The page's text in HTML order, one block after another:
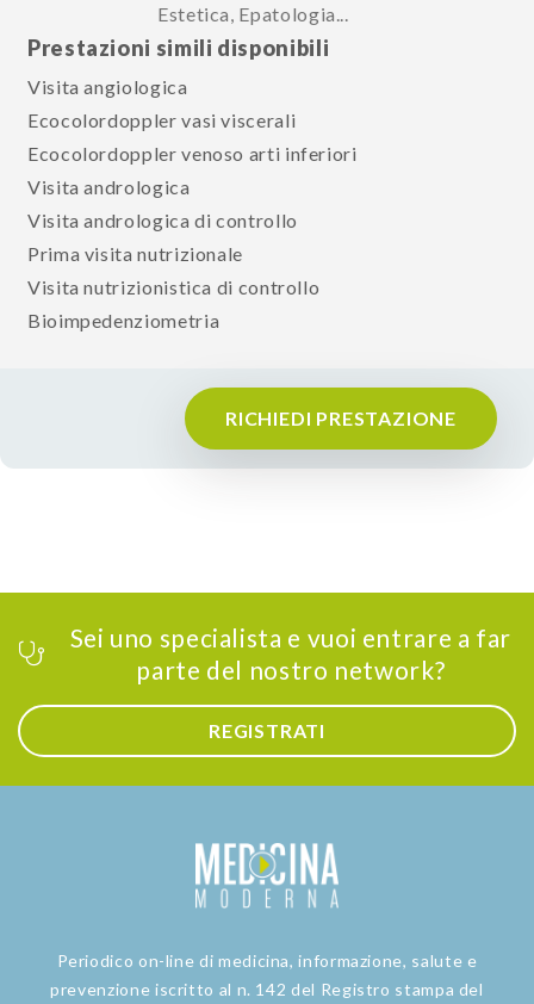
Estetica, Epatologia...
Prestazioni simili disponibili
Visita angiologica
Ecocolordoppler vasi viscerali
Ecocolordoppler venoso arti inferiori
Visita andrologica
Visita andrologica di controllo
Prima visita nutrizionale
Visita nutrizionistica di controllo
Bioimpedenziometria
RICHIEDI PRESTAZIONE
Sei uno specialista e vuoi entrare a far
parte del nostro network?
REGISTRATI
Periodico on-line di medicina, informazione, salute e
prevenzione iscritto al n. 142 del Registro stampa del